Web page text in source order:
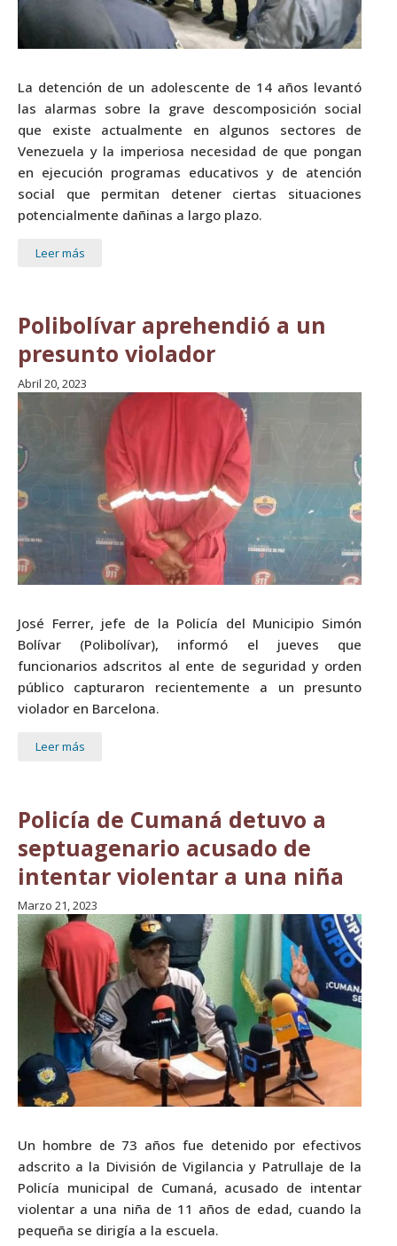
La detención de un adolescente de 14 años levantó
las alarmas sobre la grave descomposición social
que existe actualmente en algunos sectores de
Venezuela y la imperiosa necesidad de que pongan
en ejecución programas educativos y de atención
social que permitan detener ciertas situaciones
potencialmente dañinas a largo plazo.
Leer más
Polibolívar aprehendió a un
presunto violador
Abril 20, 2023
José Ferrer, jefe de la Policía del Municipio Simón
Bolívar (Polibolívar), informó el jueves que
funcionarios adscritos al ente de seguridad y orden
público capturaron recientemente a un presunto
violador en Barcelona.
Leer más
Policía de Cumaná detuvo a
septuagenario acusado de
intentar violentar a una niña
Marzo 21, 2023
Un hombre de 73 años fue detenido por efectivos
adscrito a la División de Vigilancia y Patrullaje de la
Policía municipal de Cumaná, acusado de intentar
violentar a una niña de 11 años de edad, cuando la
pequeña se dirigía a la escuela.